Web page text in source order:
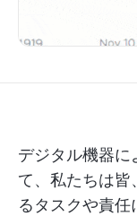
デジタル機器に
て、私たちは皆
るタスクや責